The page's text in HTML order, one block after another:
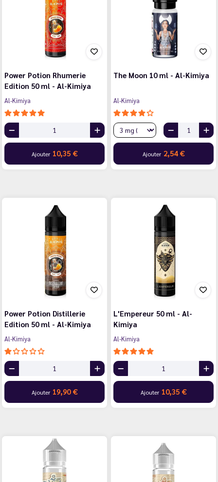
Power Potion Rhumerie
Edition 50 ml - Al-Kimiya
Al-Kimiya
Ajouter 10,35 €
The Moon 10 ml - Al-Kimiya
Al-Kimiya
Ajouter 2,54 €
Power Potion Distillerie
Edition 50 ml - Al-Kimiya
Al-Kimiya
Ajouter 19,90 €
L'Empereur 50 ml - Al-
Kimiya
Al-Kimiya
Ajouter 10,35 €